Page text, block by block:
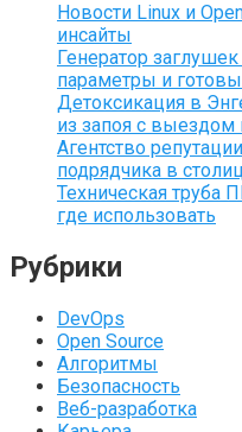
Новости Linux и
инсайты
Генератор
параметры и
Детоксикация в
из запоя с выездом
Агентство
подрядчика в
Техническая труба
где использовать
Рубрики
DevOps
Open Source
Алгоритмы
Безопасность
Веб-разработка